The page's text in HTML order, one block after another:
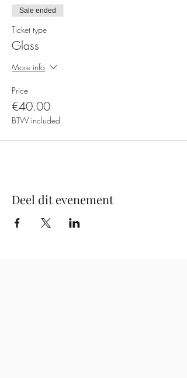
dan bij betaling aan "contant". Want dan stuur
ik een paar weken voor de workshop/cursus
een tikkie, maar de optie om contant te betalen
blijft natuurlijk ook bestaan.
Sale ended
Ticket type
Glass
More info
Price
€40.00
BTW included
Deel dit evenement